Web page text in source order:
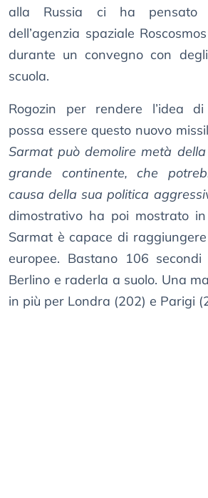
alla Russia ci ha
dell’agenzia spaziale Roscosmos
durante un convegno con
scuola.
Rogozin per rendere l’idea
possa essere questo nuovo
Sarmat può demolire metà
grande continente, che
causa della sua politica
dimostrativo ha poi mostrato
Sarmat è capace di
europee. Bastano 106
Berlino e raderla a suolo. Una
in più per Londra (202) e Parigi